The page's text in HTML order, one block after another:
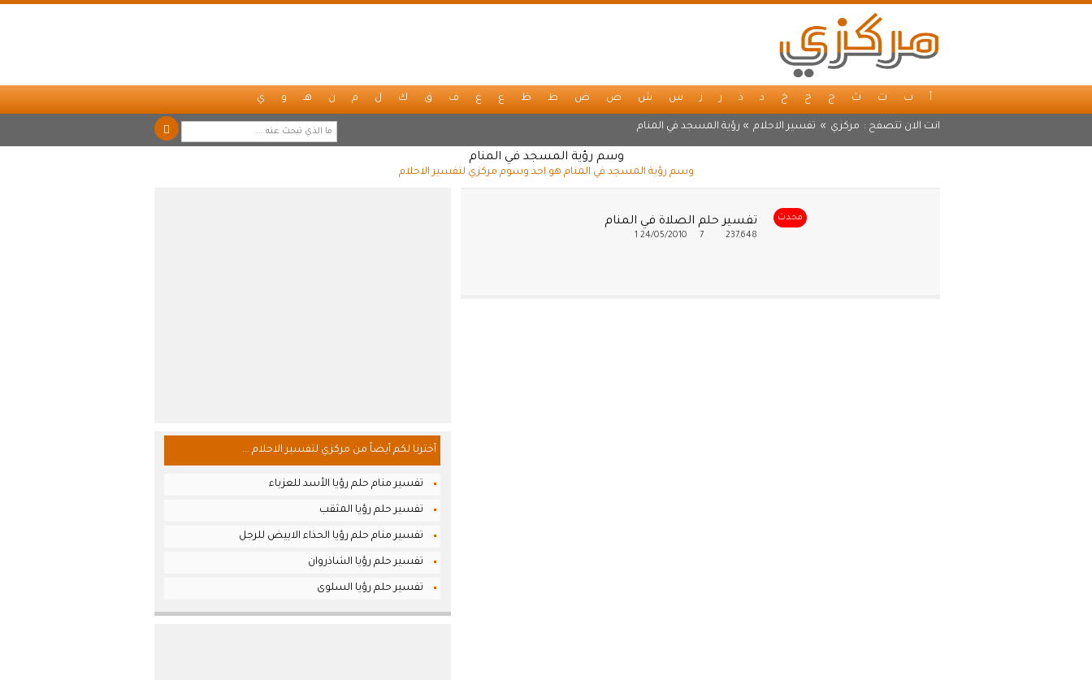
أ ب ت ث ج ح خ د ذ ر ز س ش ص ض ط ظ ع غ ف ق ك ل م ن هـ و ي
انت الان تتصفح : مركزي » تفسير الاحلام » رؤية المسجد في المنام
وسم رؤية المسجد في المنام
وسم رؤية المسجد في المنام هو احد وسوم مركزي لتفسير الاحلام
محدث تفسير حلم الصلاة في المنام
237,648
24/05/2010
1
أخترنا لكم أيضاً من مركزي لتفسير الاحلام ...
تفسير منام حلم رؤيا الأسد للعزباء
تفسير حلم رؤيا المثقب
تفسير منام حلم رؤيا الحذاء الابيض للرجل
تفسير حلم رؤيا الشاذروان
تفسير حلم رؤيا السلوى